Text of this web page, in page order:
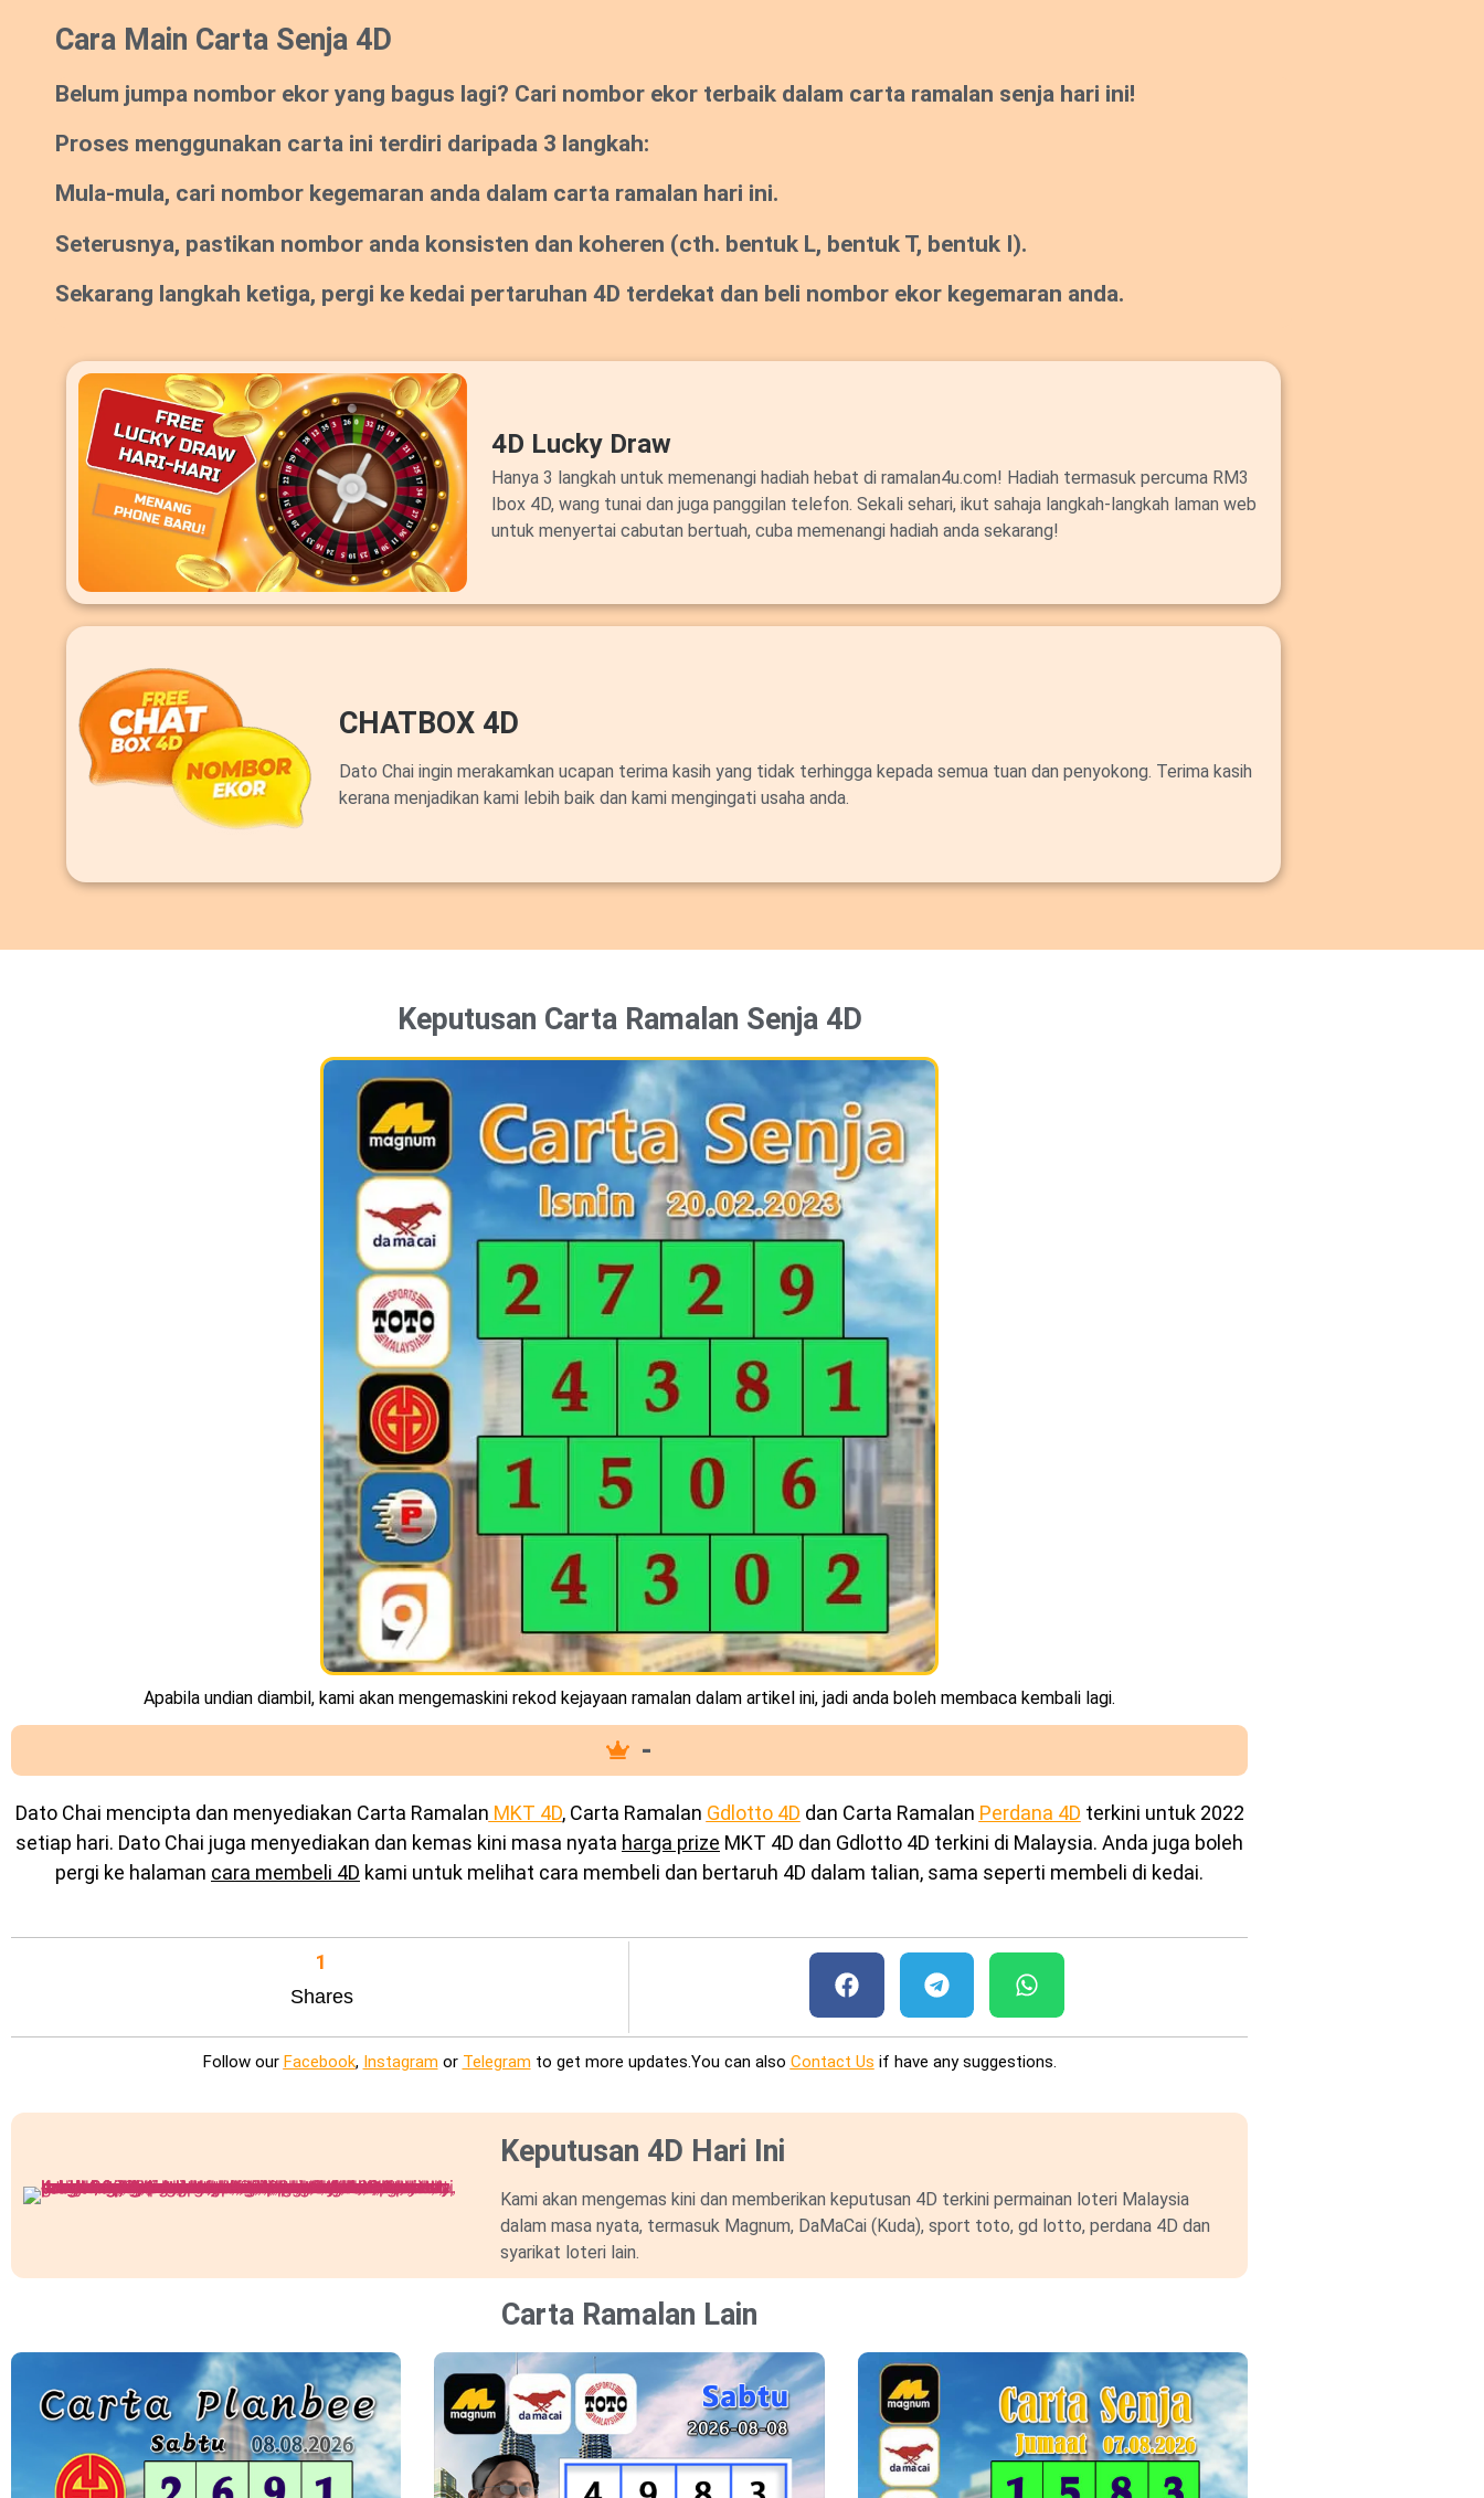
Cara Main Carta Senja 4D
Belum jumpa nombor ekor yang bagus lagi? Cari nombor ekor terbaik dalam carta ramalan senja hari ini!
Proses menggunakan carta ini terdiri daripada 3 langkah:
Mula-mula, cari nombor kegemaran anda dalam carta ramalan hari ini.
Seterusnya, pastikan nombor anda konsisten dan koheren (cth. bentuk L, bentuk T, bentuk I).
Sekarang langkah ketiga, pergi ke kedai pertaruhan 4D terdekat dan beli nombor ekor kegemaran anda.
4D Lucky Draw
Hanya 3 langkah untuk memenangi hadiah hebat di ramalan4u.com! Hadiah termasuk percuma RM3
Ibox 4D, wang tunai dan juga panggilan telefon. Sekali sehari, ikut sahaja langkah-langkah laman web
untuk menyertai cabutan bertuah, cuba memenangi hadiah anda sekarang!
CHATBOX 4D
Dato Chai ingin merakamkan ucapan terima kasih yang tidak terhingga kepada semua tuan dan penyokong. Terima kasih
kerana menjadikan kami lebih baik dan kami mengingati usaha anda.
Keputusan Carta Ramalan Senja 4D
Apabila undian diambil, kami akan mengemaskini rekod kejayaan ramalan dalam artikel ini, jadi anda boleh membaca kembali lagi.
-
Dato Chai mencipta dan menyediakan Carta Ramalan MKT 4D, Carta Ramalan Gdlotto 4D dan Carta Ramalan Perdana 4D terkini untuk 2022
setiap hari. Dato Chai juga menyediakan dan kemas kini masa nyata harga prize MKT 4D dan Gdlotto 4D terkini di Malaysia. Anda juga boleh
pergi ke halaman cara membeli 4D kami untuk melihat cara membeli dan bertaruh 4D dalam talian, sama seperti membeli di kedai.
Shares
1
Follow our Facebook, Instagram or Telegram to get more updates.You can also Contact Us if have any suggestions.
Keputusan 4D Hari Ini
Kami akan mengemas kini dan memberikan keputusan 4D terkini permainan loteri Malaysia
dalam masa nyata, termasuk Magnum, DaMaCai (Kuda), sport toto, gd lotto, perdana 4D dan
syarikat loteri lain.
Carta Ramalan Lain